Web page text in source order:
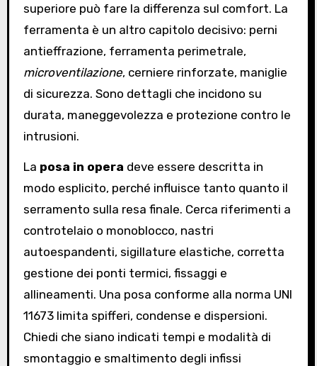
superiore può fare la differenza sul comfort. La
ferramenta è un altro capitolo decisivo: perni
antieffrazione, ferramenta perimetrale,
microventilazione, cerniere rinforzate, maniglie
di sicurezza. Sono dettagli che incidono su
durata, maneggevolezza e protezione contro le
intrusioni.
La posa in opera deve essere descritta in
modo esplicito, perché influisce tanto quanto il
serramento sulla resa finale. Cerca riferimenti a
controtelaio o monoblocco, nastri
autoespandenti, sigillature elastiche, corretta
gestione dei ponti termici, fissaggi e
allineamenti. Una posa conforme alla norma UNI
11673 limita spifferi, condense e dispersioni.
Chiedi che siano indicati tempi e modalità di
smontaggio e smaltimento degli infissi